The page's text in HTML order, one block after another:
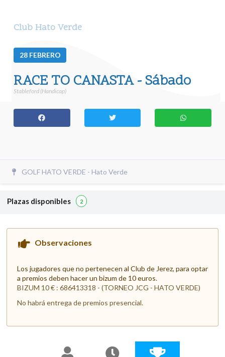
Club Hato Verde
28 FEBRERO
RACE TO CANASTA - Sábado
Stableford (Handicap)
GOLF HATO VERDE - Hato Verde
Plazas disponibles 2
Observaciones
Los jugadores que no pertenecen al Club de Jerez, para optar
a premios deben hacer un bizum de 10 euros.
BIZUM 10 € : 686413318 - (TORNEO JCG - HATO VERDE)
No habrá entrega de premios presencial.